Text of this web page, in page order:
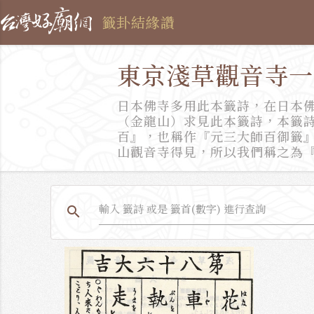
籤卦結緣讚
東京淺草觀音寺
日本佛寺多用此本籤詩，在日本
（金龍山）求見此本籤詩，本
百』，也稱作『元三大師百御籤
山觀音寺得見，所以我們稱之為
search